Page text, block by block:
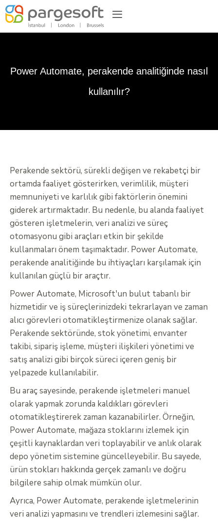
Power Automate, perakende analitiğinde nasıl
kullanılır?
Perakende sektörü, sürekli değişen ve rekabetçi bir
ortamda faaliyet gösterirken, verimlilik, müşteri
memnuniyeti ve karlılık gibi faktörlerin önemini
giderek artırmaktadır. Bu nedenle, bu alanda faaliyet
gösteren işletmelerin, veri analizi ve süreç
otomasyonu gibi araçları etkin bir şekilde
kullanmaları önem taşımaktadır. Power Automate,
perakende analitiğinde bu ihtiyaçları karşılamak için
kullanılan güçlü bir araçtır.
Power Automate, Microsoft'un bulut tabanlı bir
hizmetidir ve iş süreçlerinizdeki tekrarlayan ve zaman
alıcı görevleri otomatikleştirmenize olanak sağlar.
Perakende sektöründe, stok yönetimi, envanter
takibi, sipariş işleme, müşteri ilişkileri yönetimi ve
satış analizi gibi birçok süreci içeren geniş bir
yelpazede kullanılabilir.
Bu araç sayesinde, perakende işletmeleri manuel
olarak yapmak zorunda kaldıkları görevleri
otomatikleştirerek zaman kazanabilirler. Örneğin,
Power Automate, mağaza stoklarını izlemek için
çeşitli kaynaklardan veri toplayabilir ve anlık olarak
depo yönetim sistemine güncelleyebilir. Bu sayede,
ürün stokları hakkında gerçek zamanlı ve doğru
bilgilere sahip olmak mümkün olur.
Ayrıca, Power Automate, perakende işletmelerinin
veri analizi yapmasını ve trendleri izlemesini sağlar.